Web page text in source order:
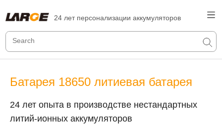
24 лет персонализации аккумуляторов
Батарея 18650 литиевая батарея
24 лет опыта в производстве нестандартных
литий-ионных аккумуляторов